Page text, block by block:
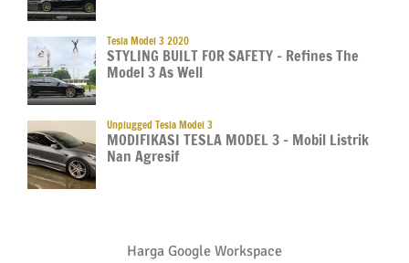
Tesla Model 3 2020
STYLING BUILT FOR SAFETY – Refines The
Model 3 As Well
Unplugged Tesla Model 3
MODIFIKASI TESLA MODEL 3 – Mobil Listrik
Nan Agresif
Harga Google Workspace